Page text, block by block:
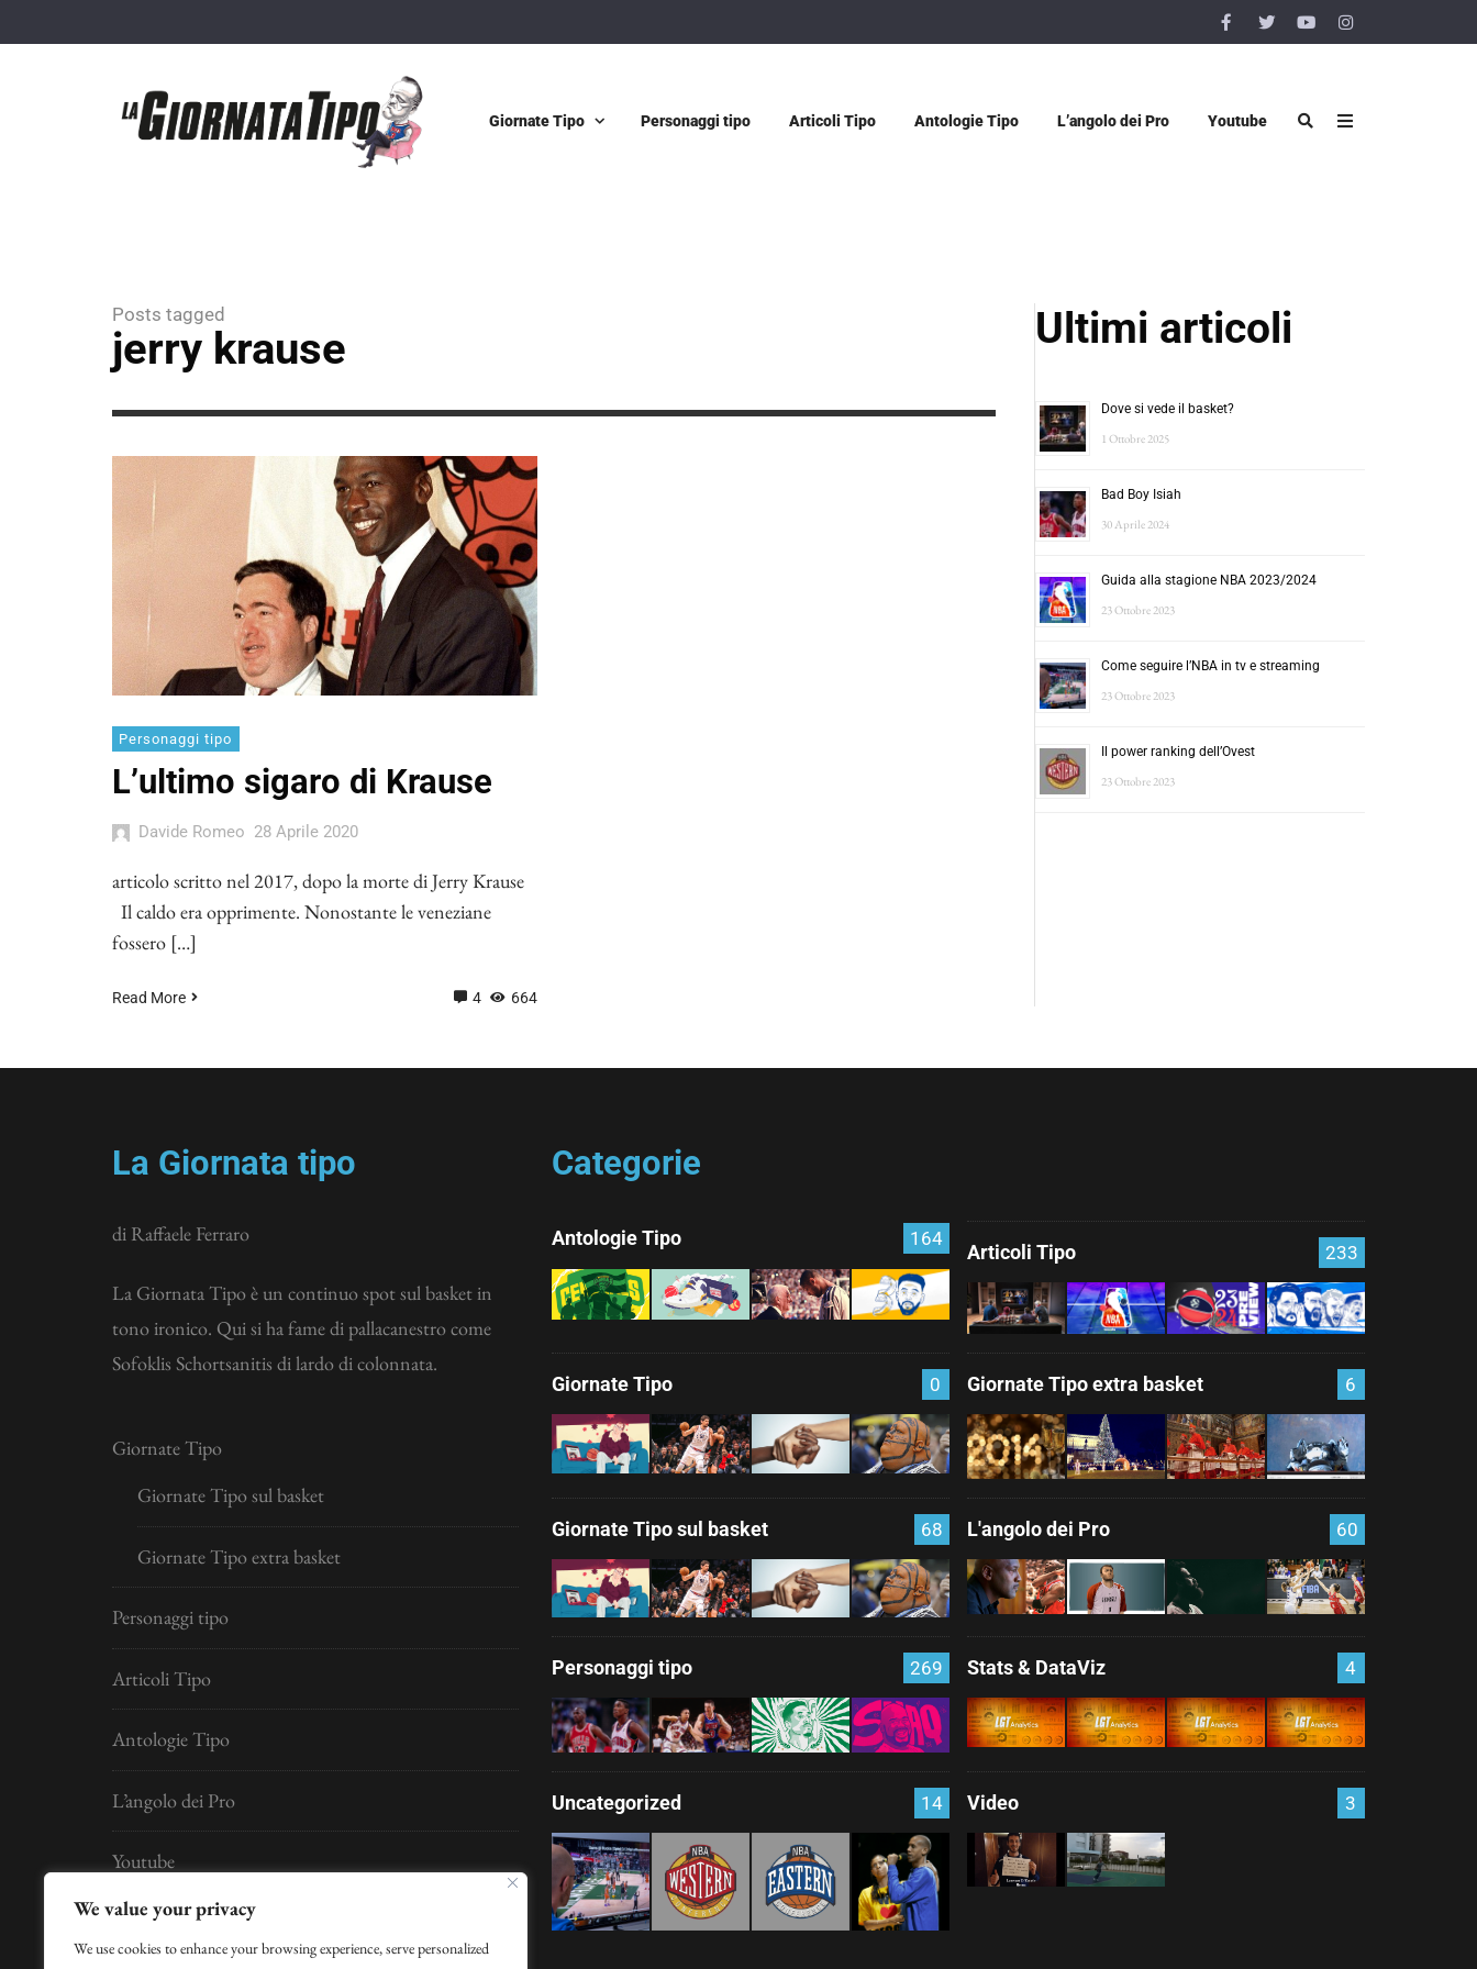
We value your privacy
We use cookies to enhance your browsing experience, serve personalized
Giornate Tipo Personaggi tipo Articoli Tipo Antologie Tipo L’angolo dei Pro Youtube
Posts tagged
jerry krause
Personaggi tipo
L’ultimo sigaro di Krause
Davide Romeo 28 Aprile 2020
articolo scritto nel 2017, dopo la morte di Jerry Krause
Il caldo era opprimente. Nonostante le veneziane
fossero […]
Read More 4 664
Ultimi articoli
Dove si vede il basket?
1 Ottobre 2025
Bad Boy Isiah
30 Aprile 2024
Guida alla stagione NBA 2023/2024
23 Ottobre 2023
Come seguire l’NBA in tv e streaming
23 Ottobre 2023
Il power ranking dell’Ovest
23 Ottobre 2023
La Giornata tipo
di Raffaele Ferraro
La Giornata Tipo è un continuo spot sul basket in
tono ironico. Qui si ha fame di pallacanestro come
Sofoklis Schortsanitis di lardo di colonnata.
Giornate Tipo
Giornate Tipo sul basket
Giornate Tipo extra basket
Personaggi tipo
Articoli Tipo
Antologie Tipo
L’angolo dei Pro
Youtube
Developed byDigital Idea S.r.l.
Categorie
Antologie Tipo 164
Articoli Tipo 233
Giornate Tipo 0 Giornate Tipo extra basket 6
Giornate Tipo sul basket 68 L'angolo dei Pro 60
Personaggi tipo 269 Stats & DataViz 4
Uncategorized 14 Video 3